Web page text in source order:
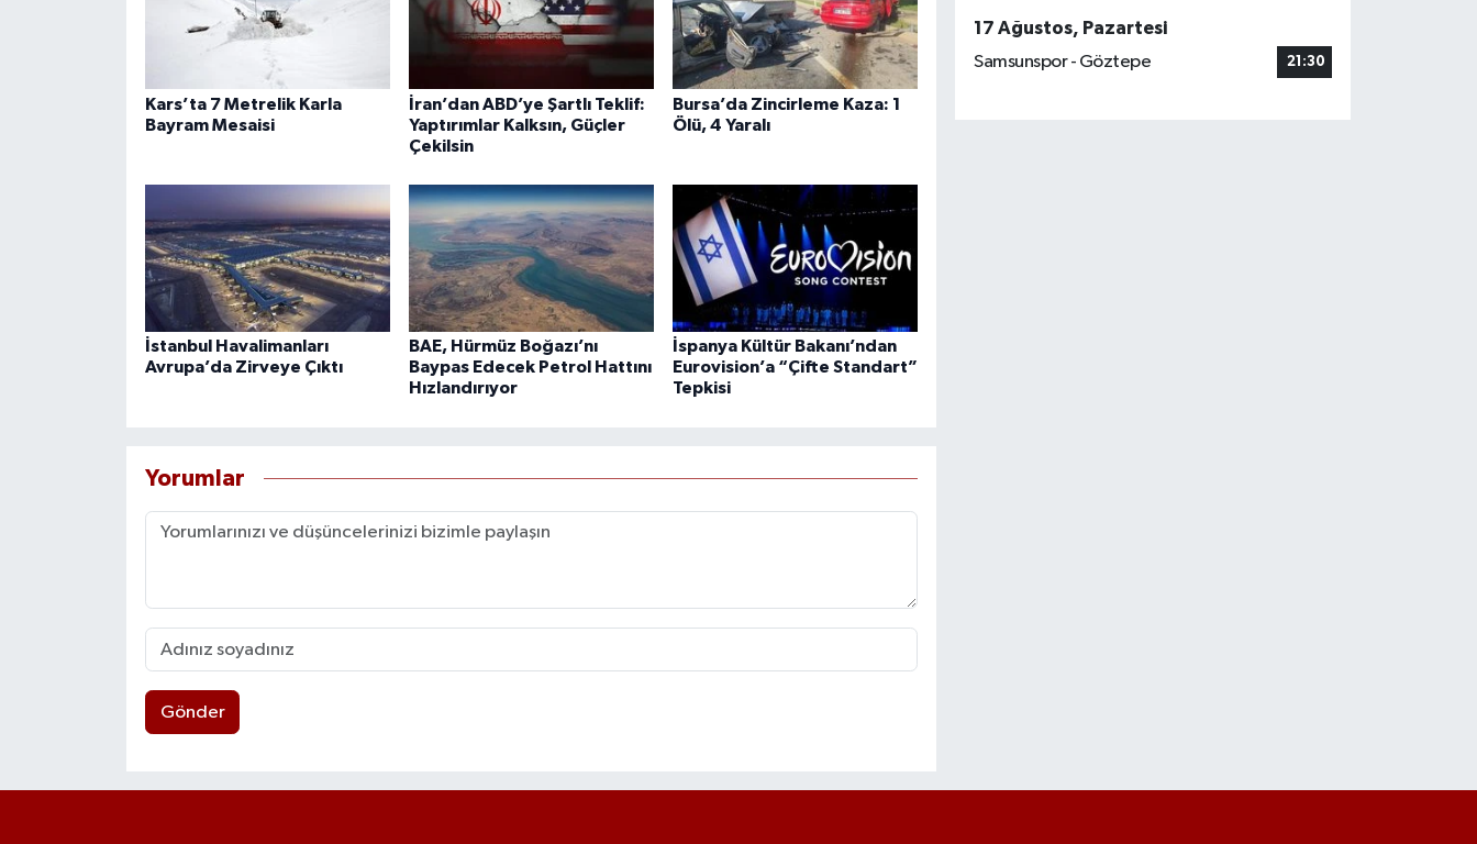
Kars’ta 7 Metrelik Karla
Bayram Mesaisi
İran’dan ABD’ye Şartlı Teklif:
Yaptırımlar Kalksın, Güçler
Çekilsin
Bursa’da Zincirleme Kaza: 1
Ölü, 4 Yaralı
İstanbul Havalimanları
Avrupa’da Zirveye Çıktı
BAE, Hürmüz Boğazı’nı
Baypas Edecek Petrol Hattını
Hızlandırıyor
İspanya Kültür Bakanı’ndan
Eurovision’a “Çifte Standart”
Tepkisi
Yorumlar
Gönder
17 Ağustos, Pazartesi
Samsunspor - Göztepe
21:30